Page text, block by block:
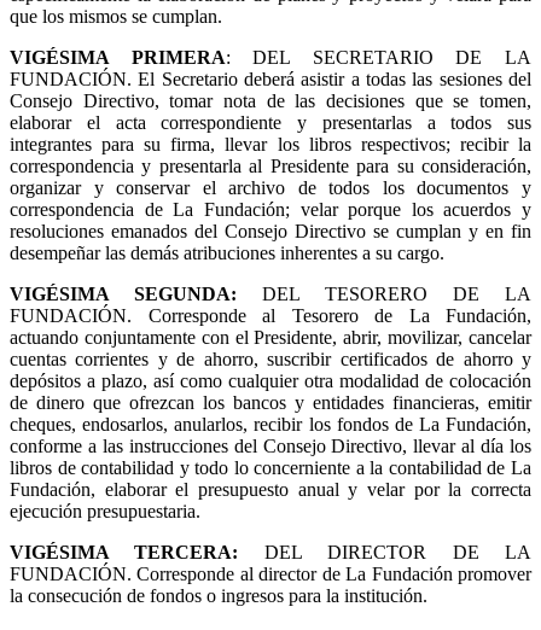
que los mismos se cumplan.
VIGÉSIMA PRIMERA: DEL SECRETARIO DE LA
FUNDACIÓN. El Secretario deberá asistir a todas las sesiones del
Consejo Directivo, tomar nota de las decisiones que se tomen,
elaborar el acta correspondiente y presentarlas a todos sus
integrantes para su firma, llevar los libros respectivos; recibir la
correspondencia y presentarla al Presidente para su consideración,
organizar y conservar el archivo de todos los documentos y
correspondencia de La Fundación; velar porque los acuerdos y
resoluciones emanados del Consejo Directivo se cumplan y en fin
desempeñar las demás atribuciones inherentes a su cargo.
VIGÉSIMA SEGUNDA: DEL TESORERO DE LA
FUNDACIÓN. Corresponde al Tesorero de La Fundación,
actuando conjuntamente con el Presidente, abrir, movilizar, cancelar
cuentas corrientes y de ahorro, suscribir certificados de ahorro y
depósitos a plazo, así como cualquier otra modalidad de colocación
de dinero que ofrezcan los bancos y entidades financieras, emitir
cheques, endosarlos, anularlos, recibir los fondos de La Fundación,
conforme a las instrucciones del Consejo Directivo, llevar al día los
libros de contabilidad y todo lo concerniente a la contabilidad de La
Fundación, elaborar el presupuesto anual y velar por la correcta
ejecución presupuestaria.
VIGÉSIMA TERCERA: DEL DIRECTOR DE LA
FUNDACIÓN. Corresponde al director de La Fundación promover
la consecución de fondos o ingresos para la institución.